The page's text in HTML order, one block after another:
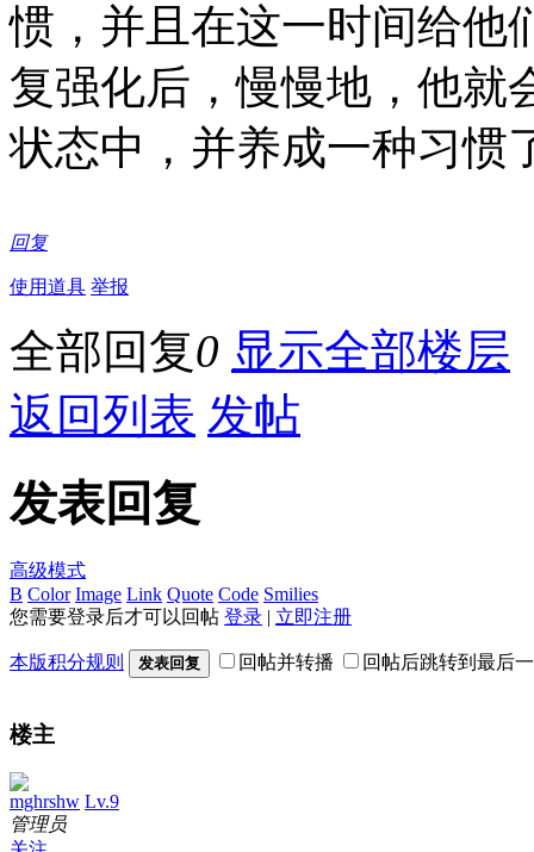
惯，并且在这一时间给他
复强化后，慢慢地，他就
状态中，并养成一种习惯
回复
使用道具 举报
全部回复0 显示全部楼层
返回列表 发帖
发表回复
高级模式
B Color Image Link Quote Code Smilies
您需要登录后才可以回帖 登录 | 立即注册
本版积分规则 发表回复 回帖并转播 回帖后跳转到最后
楼主
mghrshw Lv.9
管理员